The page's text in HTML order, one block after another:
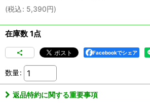
(税込: 5,390円)
在庫数 1点
Facebookでシェア
数量:
返品特約に関する重要事項